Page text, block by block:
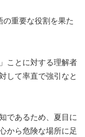
重要な役割を果た
ことに対する理解者
して率直で強引なと
であるため、夏目に
から危険な場所に足